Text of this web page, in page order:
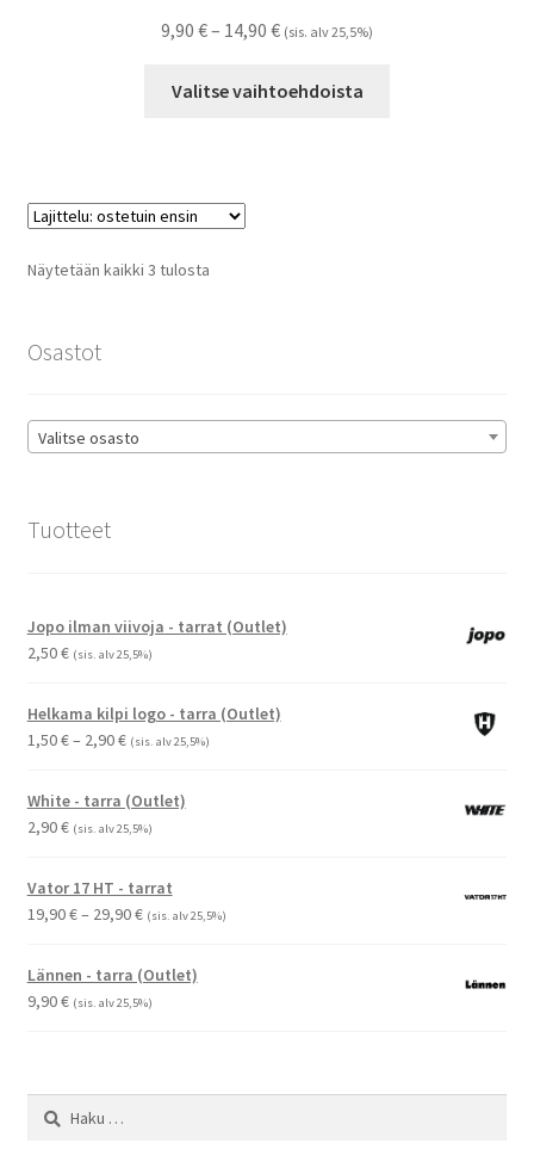
9,90 €– 14,90 €Hintaluokka:
-
(sis. alv 25,5%)
Valitse vaihtoehdoista
Näytetään kaikki 3 tulostaSuosituimmat
Osastot
Valitse osasto
Tuotteet
Jopo ilman viivoja - tarrat (Outlet)
2,50€ (sis. alv 25,5%)
Helkama kilpi logo - tarra (Outlet)
1,50€– 2,90€Hintaluokka:
-
(sis. alv 25,5%)
White - tarra (Outlet)
2,90€ (sis. alv 25,5%)
Vator 17 HT - tarrat
19,90€– 29,90€Hintaluokka:
-
(sis. alv 25,5%)
Lännen - tarra (Outlet)
9,90€ (sis. alv 25,5%)
Haku: